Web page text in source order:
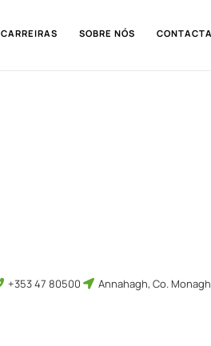
CARREIRAS SOBRE NÓS
+353 47 80500 Annahagh, Co.